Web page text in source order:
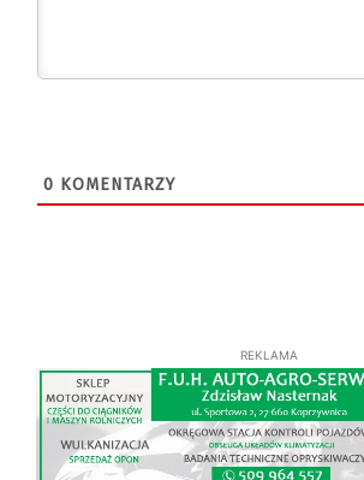
0 KOMENTARZY
REKLAMA